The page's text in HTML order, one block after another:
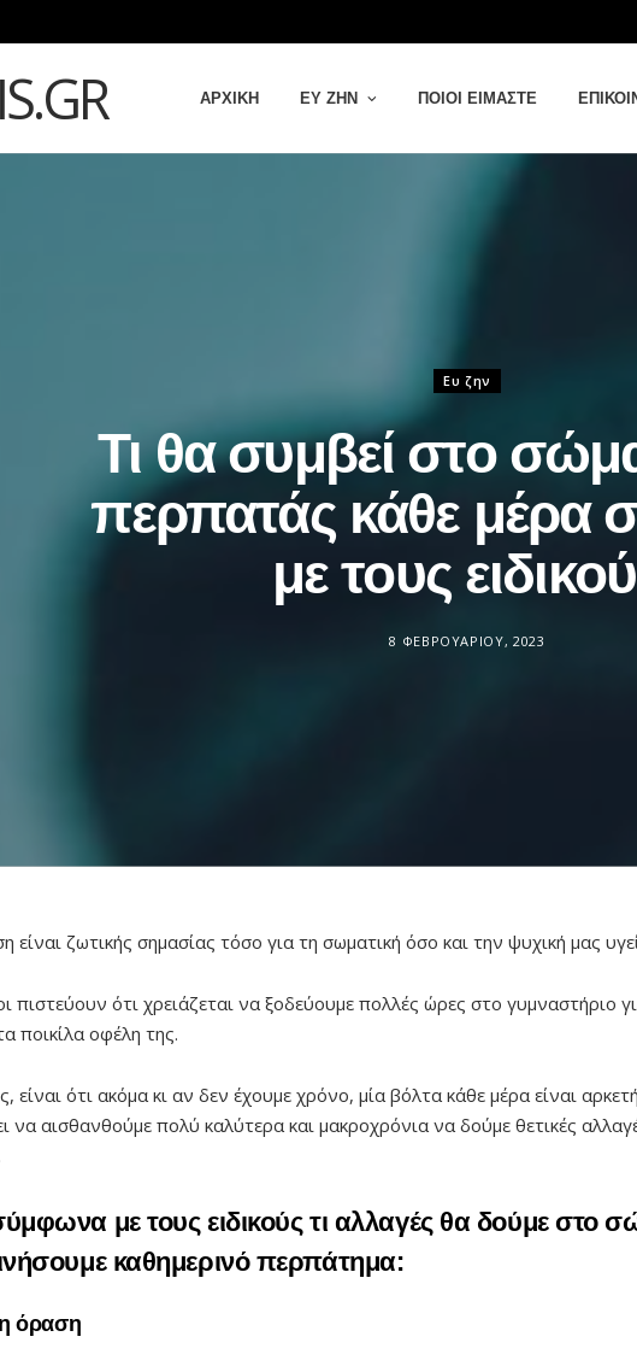
ΑΡΧΙΚΉ ΕΥ ΖΗΝ ΠΟΙΟΙ ΕΊΜΑΣΤΕ
Ευ ζην
Τι θα συμβεί στο
περπατάς κάθε μέρα
με τους
8 ΦΕΒΡΟΥΑΡΊΟΥ, 2023
είναι ζωτικής σημασίας τόσο για τη σωματική όσο και την ψυχική μας
πιστεύουν ότι χρειάζεται να ξοδεύουμε πολλές ώρες στο γυμναστήριο
ποικίλα οφέλη της.
είναι ότι ακόμα κι αν δεν έχουμε χρόνο, μία βόλτα κάθε μέρα είναι
να αισθανθούμε πολύ καλύτερα και μακροχρόνια να δούμε θετικές
με τους ειδικούς τι αλλαγές θα δούμε στο
καθημερινό περπάτημα:
όραση